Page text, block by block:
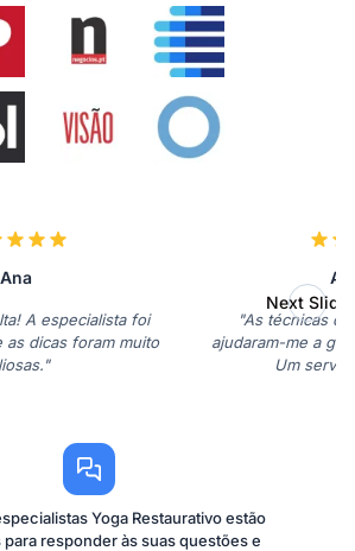
Ana
A especialista foi
as dicas foram muito
"As técnicas
ajudaram-me a
Um
Next Slide
Yoga Restaurativo estão
responder às suas questões e